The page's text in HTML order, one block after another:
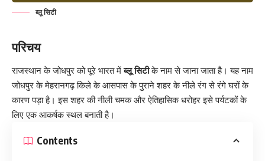
ब्लू सिटी
परिचय
राजस्थान के जोधपुर को पूरे भारत मेंब्लू सिटी के नाम से जाना जाता है। यह नाम
जोधपुर के मेहरानगढ़ किले के आसपास के पुराने शहर के नीले रंग से रंगे घरों के
कारण पड़ा है। इस शहर की नीली चमक और ऐतिहासिक धरोहर इसे पर्यटकों के
लिए एक आकर्षक स्थल बनाती है।
Contents